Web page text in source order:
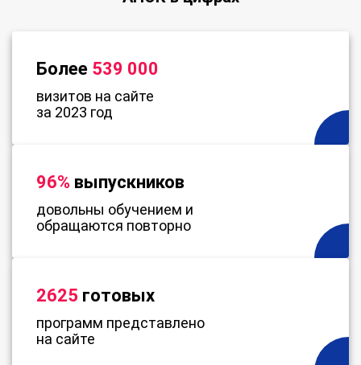
Более 539 000
визитов на сайте
за 2023 год
96% выпускников
довольны обучением и
обращаются повторно
2625 готовых
программ представлено
на сайте